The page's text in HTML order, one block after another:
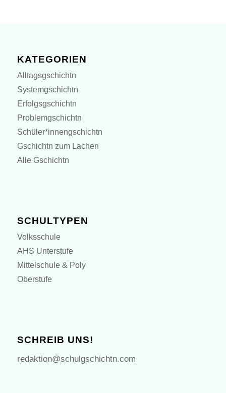
KATEGORIEN
Alltagsgschichtn
Systemgschichtn
Erfolgsgschichtn
Problemgschichtn
Schüler*innengschichtn
Gschichtn zum Lachen
Alle Gschichtn
SCHULTYPEN
Volksschule
AHS Unterstufe
Mittelschule & Poly
Oberstufe
SCHREIB UNS!
redaktion@schulgschichtn.com